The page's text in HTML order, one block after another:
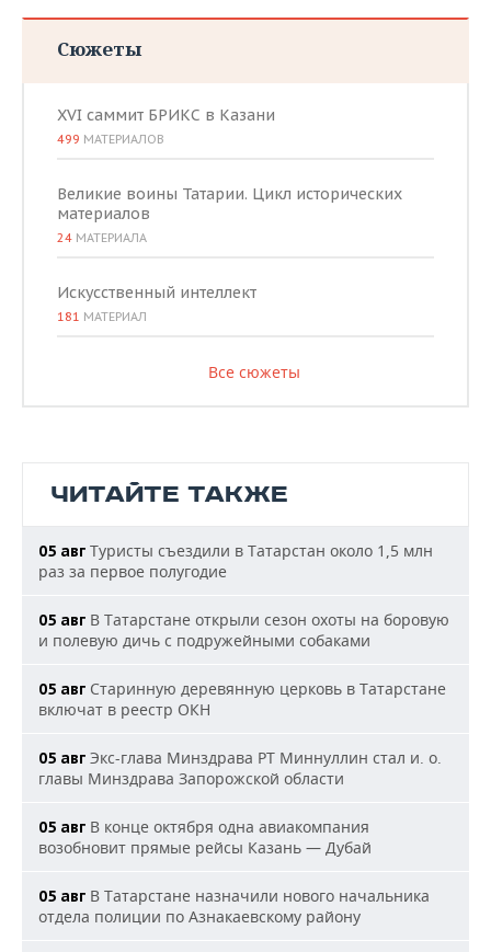
Сюжеты
XVI саммит БРИКС в Казани
499 МАТЕРИАЛОВ
Великие воины Татарии. Цикл исторических
материалов
24 МАТЕРИАЛА
Искусственный интеллект
181 МАТЕРИАЛ
Все сюжеты
ЧИТАЙТЕ ТАКЖЕ
05 авг Туристы съездили в Татарстан около 1,5 млн
раз за первое полугодие
05 авг В Татарстане открыли сезон охоты на боровую
и полевую дичь с подружейными собаками
05 авг Старинную деревянную церковь в Татарстане
включат в реестр ОКН
05 авг Экс-глава Минздрава РТ Миннуллин стал и. о.
главы Минздрава Запорожской области
05 авг В конце октября одна авиакомпания
возобновит прямые рейсы Казань — Дубай
05 авг В Татарстане назначили нового начальника
отдела полиции по Азнакаевскому району